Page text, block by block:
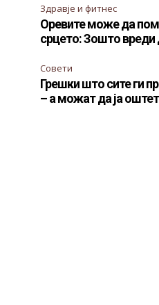
Здравје и фитнес
Оревите може да
срцето: Зошто вреди
Совети
Грешки што сите ги
– а можат да ја